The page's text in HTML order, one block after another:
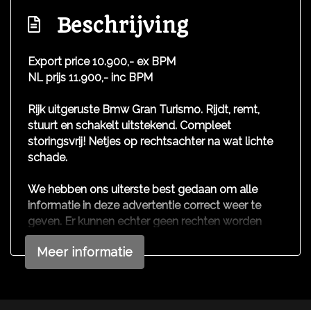
Exterieur
Bi-xenon koplampen
Buitenspiegels elektrisch verstel- en
Centrale vergrendeling met afstandsbediening
Chroom delen exterieur
Dimlichten automatisch
Elektrisch bedienbare achterklep
Keyless entry
Koplampreiniging
Lichtmetalen velgen 17"
Beschrijving
Export price 10.900,- ex BPM
NL prijs 11.900,- inc BPM
Rijk uitgeruste Bmw Gran Turismo. Rijdt, remt,
stuurt en schakelt uitstekend. Compleet
storingsvrij! Netjes op rechtsachter na wat lichte
schade.
We hebben ons uiterste best gedaan om alle
informatie in deze advertentie correct weer te
geven. Er kunnen echter geen rechten worden
ontleend aan de verstrekte informatie in de
advertentie. Vertrouw niet alleen op deze
informatie maar controleer altijd zelf de zaken
Meer informatie